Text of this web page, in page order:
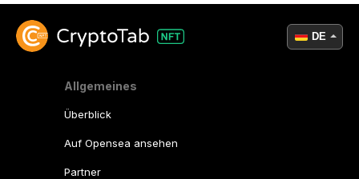
Allgemeines
Überblick
Auf Opensea ansehen
Partner
DE